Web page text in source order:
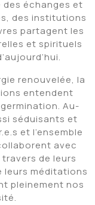
échanges et
des institutions
partagent les
et spirituels
renouvelée, la
entendent
Au-
séduisants et
et l’ensemble
avec
de leurs
leurs méditations
pleinement nos